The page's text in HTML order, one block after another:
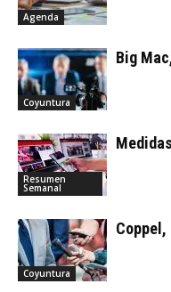
Agenda
Coyuntura
Big
Resumen
Semanal
Coyuntura